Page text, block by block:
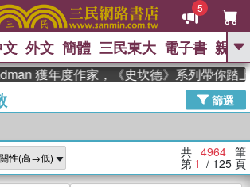
5
GO
高希均教授回憶錄
、 The Odyssey 、 父親節 、 如果歷
獎 臺灣漫遊錄 、 方念華 、 台灣的李
登輝時代
數學女孩：黎曼猜想 、
偉大的迷走神經
外文 簡體 三民東大 電子書 親子
度作家，《史坎德》系列帶你踏上熱血
篩選
共 4964 筆
第 1 / 125 頁